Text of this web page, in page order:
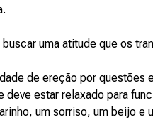
uma atitude que os
de ereção por questões
deve estar relaxado para
um sorriso, um beijo e